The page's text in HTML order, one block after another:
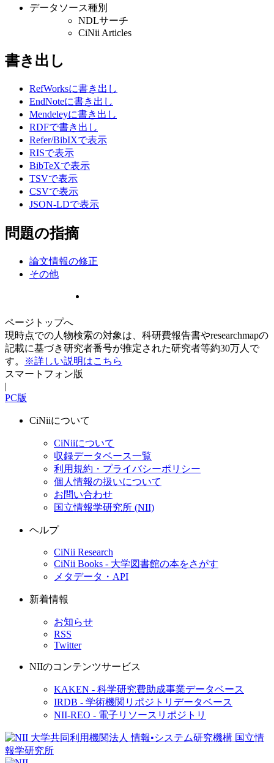
データソース種別
NDLサーチ
CiNii Articles
書き出し
RefWorksに書き出し
EndNoteに書き出し
Mendeleyに書き出し
RDFで書き出し
Refer/BibIXで表示
RISで表示
BibTeXで表示
TSVで表示
CSVで表示
JSON-LDで表示
問題の指摘
論文情報の修正
その他
ページトップへ
現時点での人物検索の対象は、科研費報告書やresearchmapの
記載に基づき研究者番号が推定された研究者等約30万人で
す。
※詳しい説明はこちら
スマートフォン版
|
PC版
CiNiiについて
CiNiiについて
収録データベース一覧
利用規約・プライバシーポリシー
個人情報の扱いについて
お問い合わせ
国立情報学研究所 (NII)
ヘルプ
CiNii Research
CiNii Books - 大学図書館の本をさがす
メタデータ・API
新着情報
お知らせ
RSS
Twitter
NIIのコンテンツサービス
KAKEN - 科学研究費助成事業データベース
IRDB - 学術機関リポジトリデータベース
NII-REO - 電子リソースリポジトリ